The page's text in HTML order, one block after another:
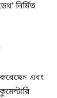
নির্মিত
করেছেন এবং